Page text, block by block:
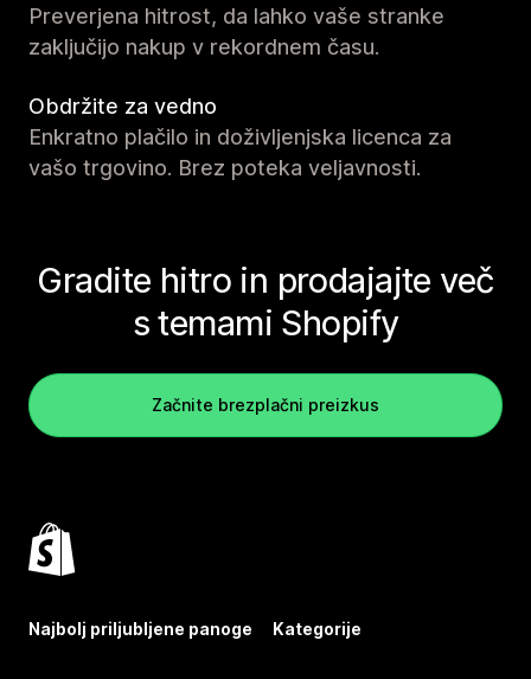
Preverjena hitrost, da lahko vaše stranke
zaključijo nakup v rekordnem času.
Obdržite za vedno
Enkratno plačilo in doživljenjska licenca za
vašo trgovino. Brez poteka veljavnosti.
Gradite hitro in prodajajte več
s temami Shopify
Začnite brezplačni preizkus
Najbolj priljubljene panoge Kategorije